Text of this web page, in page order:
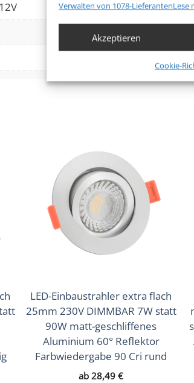
Abgleichung und Kombination
Verknüpfung verschiedener
Gewährleistung der
Verwalten von 1078-LieferantenLese
Akzeptieren
Cookie-
(Warmweiß), 3000K (Warmweiß), 4000K
Keramik
LED-Einbaustrahler extra flach
25mm 230V DIMMBAR 7W statt
90W matt-geschliffenes
Aluminium 60° Reflektor
Farbwiedergabe 90 Cri rund
ab 28,49 €